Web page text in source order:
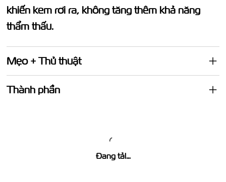
khiến kem rơi ra, không tăng thêm khả năng
thẩm thấu.
Mẹo + Thủ thuật
Thành phần
Đang tải…